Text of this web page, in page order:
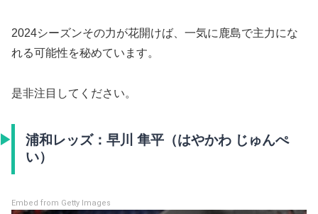
2024シーズンその力が花開けば、一気に鹿島で主力にな
れる可能性を秘めています。
是非注目してください。
浦和レッズ：早川 隼平（はやかわ じゅんぺ
い）
Embed from Getty Images